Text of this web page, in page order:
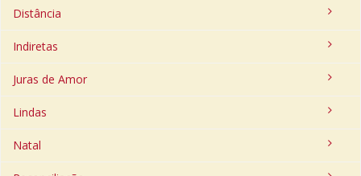
Distância
Indiretas
Juras de Amor
Lindas
Natal